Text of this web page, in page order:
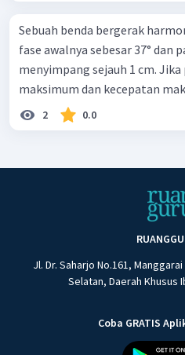
Sebuah benda bergerak
fase awalnya sebesar 37° dan
menyimpang sejauh 1 cm.
maksimum dan kecepatan
2 0.0
Jl. Dr. Saharjo No.161,
Selatan, Daerah Khusus
Coba GRATIS